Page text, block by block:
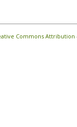
Commons Attribution